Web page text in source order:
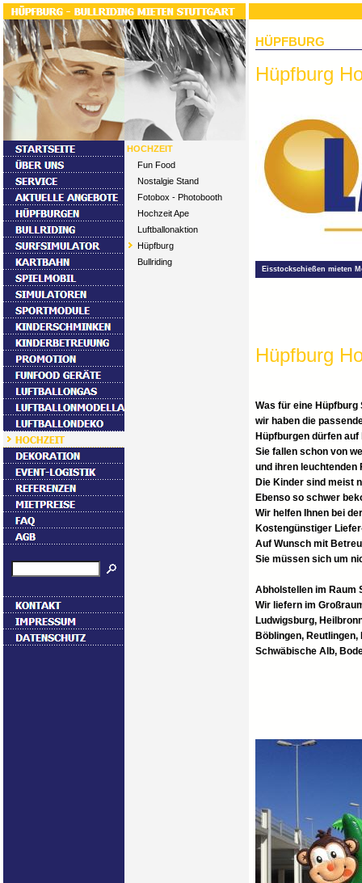
HOCHZEIT
Fun Food
Nostalgie Stand
Fotobox - Photobooth
Hochzeit Ape
Luftballonaktion
Hüpfburg
Bullriding
HÜPFBURG
Hüpfburg
Eisstockschießen mieten
Hüpfburg
Was für eine Hüpfburg
wir haben die
Hüpfburgen dürfen
Sie fallen schon von
und ihren leuchtenden
Die Kinder sind meist
Ebenso so schwer
Wir helfen Ihnen bei
Kostengünstiger
Auf Wunsch mit
Sie müssen sich um
Abholstellen im Raum
Wir liefern im
Ludwigsburg,
Böblingen,
Schwäbische Alb,